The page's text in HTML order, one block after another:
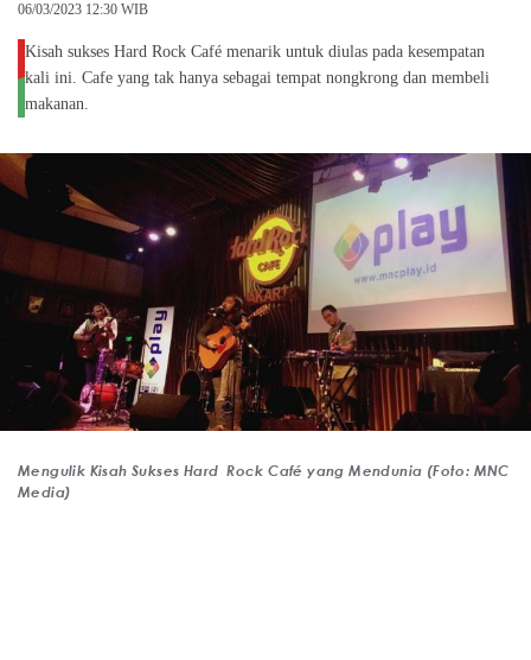
06/03/2023 12:30 WIB
Kisah sukses Hard Rock Café menarik untuk diulas pada kesempatan
kali ini. Cafe yang tak hanya sebagai tempat nongkrong dan membeli
makanan.
Mengulik Kisah Sukses Hard Rock Café yang Mendunia (Foto: MNC
Media)